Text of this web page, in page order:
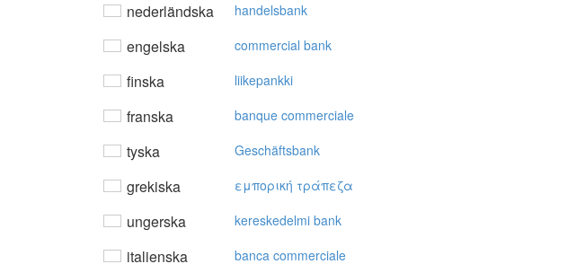
nederländska handelsbank
engelska commercial bank
finska liikepankki
franska banque commerciale
tyska Geschäftsbank
grekiska εμπoρική τράπεζα
ungerska kereskedelmi bank
italienska banca commerciale